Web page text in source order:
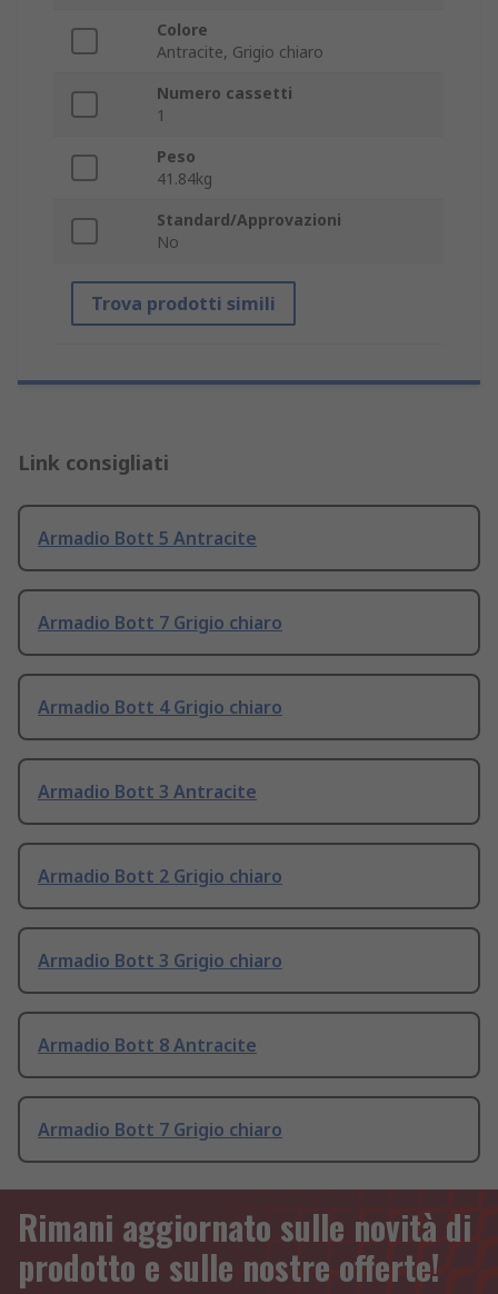
Colore
Antracite, Grigio chiaro
Numero cassetti
1
Peso
41.84kg
Standard/Approvazioni
No
Trova prodotti simili
Link consigliati
Armadio Bott 5 Antracite
Armadio Bott 7 Grigio chiaro
Armadio Bott 4 Grigio chiaro
Armadio Bott 3 Antracite
Armadio Bott 2 Grigio chiaro
Armadio Bott 3 Grigio chiaro
Armadio Bott 8 Antracite
Armadio Bott 7 Grigio chiaro
Rimani aggiornato sulle novità di
prodotto e sulle nostre offerte!